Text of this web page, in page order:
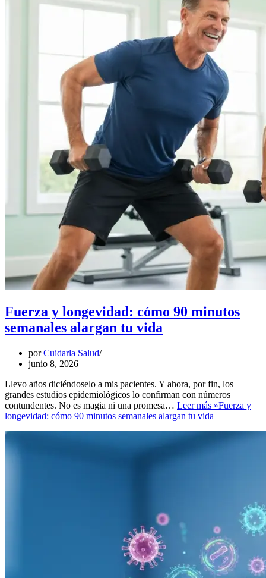
Fuerza y longevidad: cómo 90 minutos
semanales alargan tu vida
porCuidarla Salud
junio 8, 2026
Llevo años diciéndoselo a mis pacientes. Y ahora, por fin, los
grandes estudios epidemiológicos lo confirman con números
contundentes. No es magia ni una promesa… Leer más »Fuerza y
longevidad: cómo 90 minutos semanales alargan tu vida